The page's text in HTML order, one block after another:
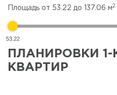
Площадь от 53.22 до 137.06 м2
53.22
ПЛАНИРОВКИ
КВАРТИР